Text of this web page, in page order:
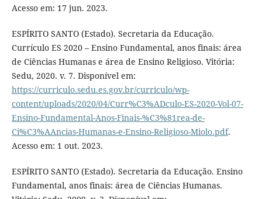
Acesso em: 17 jun. 2023.
ESPÍRITO SANTO (Estado). Secretaria da Educação.
Currículo ES 2020 – Ensino Fundamental, anos finais: área
de Ciências Humanas e área de Ensino Religioso. Vitória:
Sedu, 2020. v. 7. Disponível em:
https://curriculo.sedu.es.gov.br/curriculo/wp-
content/uploads/2020/04/Curr%C3%ADculo-ES-2020-Vol-07-
Ensino-Fundamental-Anos-Finais-%C3%81rea-de-
Ci%C3%AAncias-Humanas-e-Ensino-Religioso-Miolo.pdf.
Acesso em: 1 out. 2023.
ESPÍRITO SANTO (Estado). Secretaria da Educação. Ensino
Fundamental, anos finais: área de Ciências Humanas.